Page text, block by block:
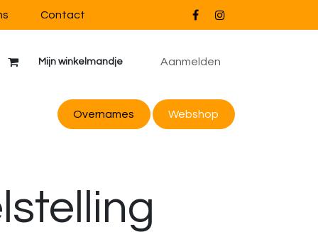
Contact
Mijn winkelmandje Aanmelden
Overnames Webshop